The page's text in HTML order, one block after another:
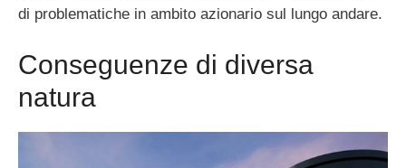
di problematiche in ambito azionario sul lungo andare.
Conseguenze di diversa
natura